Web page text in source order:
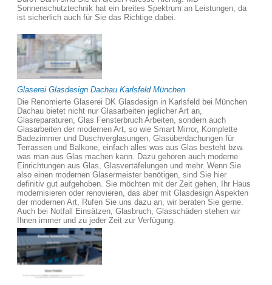
Sonnenschutztechnik hat ein breites Spektrum an Leistungen, da
ist sicherlich auch für Sie das Richtige dabei.
Glaserei Glasdesign Dachau Karlsfeld München
Die Renomierte Glaserei DK Glasdesign in Karlsfeld bei München
Dachau bietet nicht nur Glasarbeiten jeglicher Art an,
Glasreparaturen, Glas Fensterbruch Arbeiten, sondern auch
Glasarbeiten der modernen Art, so wie Smart Mirror, Komplette
Badezimmer und Duschverglasungen, Glasüberdachungen für
Terrassen und Balkone, einfach alles was aus Glas besteht bzw.
was man aus Glas machen kann. Dazu gehören auch moderne
Einrichtungen aus Glas, Glasvertäfelungen und mehr. Wenn Sie
also einen modernen Glasermeister benötigen, sind Sie hier
definitiv gut aufgehoben. Sie möchten mit der Zeit gehen, Ihr Haus
modernisieren oder renovieren, das aber mit Glasdesign Aspekten
der modernen Art, Rufen Sie uns dazu an, wir beraten Sie gerne.
Auch bei Notfall Einsätzen, Glasbruch, Glasschäden stehen wir
Ihnen immer und zu jeder Zeit zur Verfügung.